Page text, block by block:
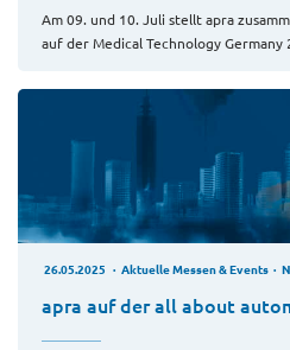
Am 09. und 10. Juli stellt apra
auf der Medical Technology Germany
26.05.2025 Aktuelle Messen & Events
apra auf der all about